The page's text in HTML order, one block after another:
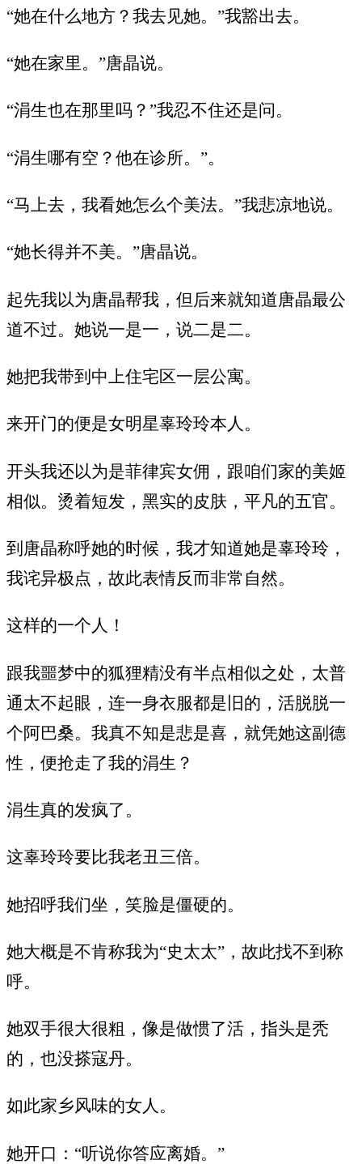
“她在什么地方？我去见她。”我豁出去。
“她在家里。”唐晶说。
“涓生也在那里吗？”我忍不住还是问。
“涓生哪有空？他在诊所。”。
“马上去，我看她怎么个美法。”我悲凉地说。
“她长得并不美。”唐晶说。
起先我以为唐晶帮我，但后来就知道唐晶最公
道不过。她说一是一，说二是二。
她把我带到中上住宅区一层公寓。
来开门的便是女明星辜玲玲本人。
开头我还以为是菲律宾女佣，跟咱们家的美姬
相似。烫着短发，黑实的皮肤，平凡的五官。
到唐晶称呼她的时候，我才知道她是辜玲玲，
我诧异极点，故此表情反而非常自然。
这样的一个人！
跟我噩梦中的狐狸精没有半点相似之处，太普
通太不起眼，连一身衣服都是旧的，活脱脱一
个阿巴桑。我真不知是悲是喜，就凭她这副德
性，便抢走了我的涓生？
涓生真的发疯了。
这辜玲玲要比我老丑三倍。
她招呼我们坐，笑脸是僵硬的。
她大概是不肯称我为“史太太”，故此找不到称
呼。
她双手很大很粗，像是做惯了活，指头是秃
的，也没搽寇丹。
如此家乡风味的女人。
她开口：“听说你答应离婚。”